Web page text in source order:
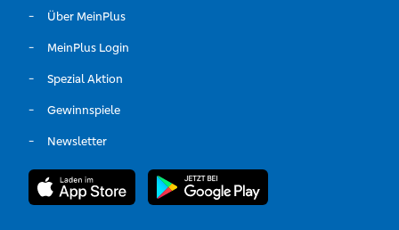
Über MeinPlus
MeinPlus Login
Spezial Aktion
Gewinnspiele
Newsletter